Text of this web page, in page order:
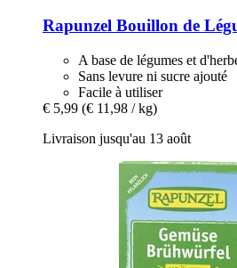
Rapunzel Bouillon de
A base de légumes et
Sans levure ni sucre ajouté
Facile à utiliser
€ 5,99 (€ 11,98 / kg)
Livraison jusqu'au 13 août